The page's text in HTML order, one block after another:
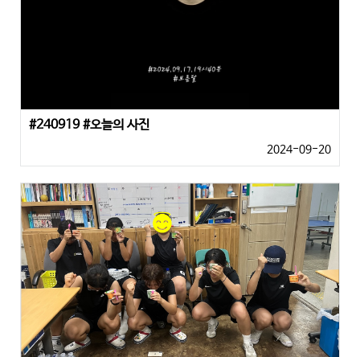
#240919 #오늘의 사진
2024-09-20